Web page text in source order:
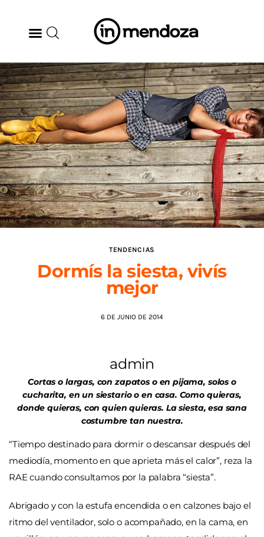
BODEGAS
GASTRONOMÍA
ARTE & CULTURA
MÚSICA
DÓNDE IR
TENDENCIAS
TENDENCIAS
Dormís la siesta, vivís
mejor
6 DE JUNIO DE 2014
admin
Cortas o largas, con zapatos o en pijama, solos o
cucharita, en un siestario o en casa. Como quieras,
donde quieras, con quien quieras. La siesta, esa sana
costumbre tan nuestra.
“Tiempo destinado para dormir o descansar después del
mediodía, momento en que aprieta más el calor”, reza la
RAE cuando consultamos por la palabra “siesta”.
Abrigado y con la estufa encendida o en calzones bajo el
ritmo del ventilador, solo o acompañado, en la cama, en